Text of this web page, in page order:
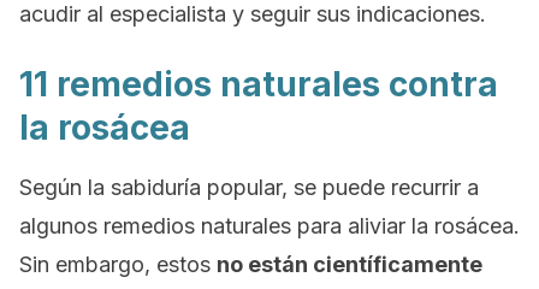
acudir al especialista y seguir sus indicaciones.
11 remedios naturales contra
la rosácea
Según la sabiduría popular, se puede recurrir a
algunos remedios naturales para aliviar la rosácea.
Sin embargo, estos no están científicamente